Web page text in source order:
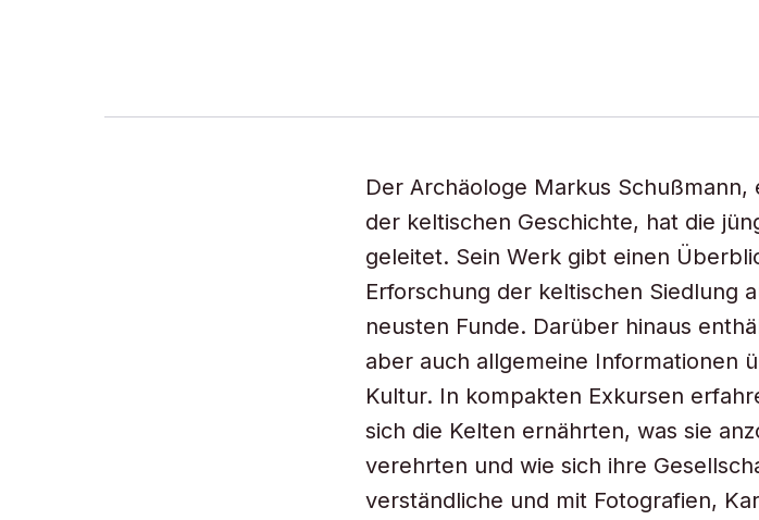
Der Archäologe Markus
der keltischen Geschichte, hat die
geleitet. Sein Werk gibt einen
Erforschung der keltischen Siedlung
neusten Funde. Darüber hinaus
aber auch allgemeine Informationen
Kultur. In kompakten Exkursen
sich die Kelten ernährten, was sie
verehrten und wie sich ihre
verständliche und mit Fotografien,